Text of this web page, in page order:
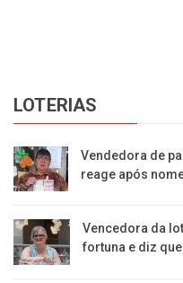
LOTERIAS
Vendedora de
reage após
Vencedora da
fortuna e diz